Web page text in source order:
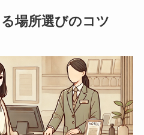
場所選びのコツ